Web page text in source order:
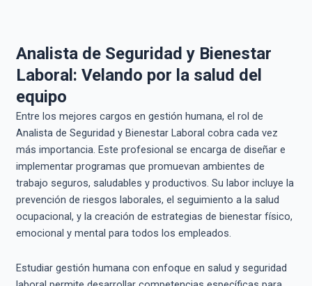
Analista de Seguridad y Bienestar
Laboral: Velando por la salud del
equipo
Entre los mejores cargos en gestión humana, el rol de
Analista de Seguridad y Bienestar Laboral cobra cada vez
más importancia. Este profesional se encarga de diseñar e
implementar programas que promuevan ambientes de
trabajo seguros, saludables y productivos. Su labor incluye la
prevención de riesgos laborales, el seguimiento a la salud
ocupacional, y la creación de estrategias de bienestar físico,
emocional y mental para todos los empleados.
Estudiar gestión humana con enfoque en salud y seguridad